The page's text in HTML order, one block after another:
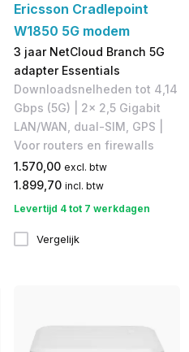
Ericsson Cradlepoint
W1850 5G modem
3 jaar NetCloud Branch 5G
adapter Essentials
Downloadsnelheden tot 4,14
Gbps (5G) | 2x 2,5 Gigabit
LAN/WAN, dual-SIM, GPS |
Voor routers en firewalls
1.570,00 excl. btw
1.899,70 incl. btw
Levertijd 4 tot 7 werkdagen
Vergelijk